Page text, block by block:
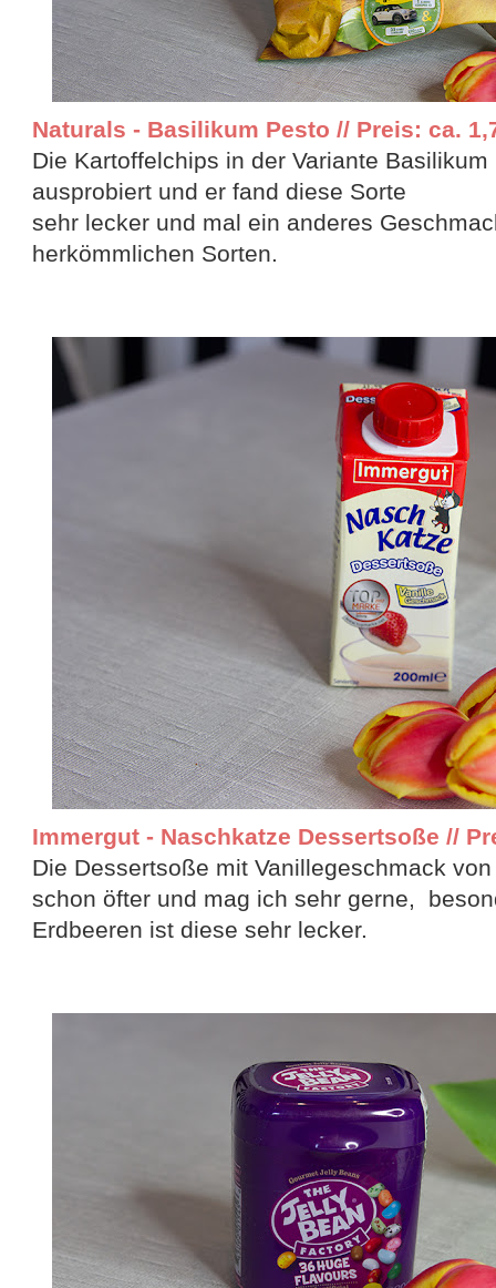
Naturals - Basilikum Pesto // Preis: ca.
Die Kartoffelchips in der Variante
ausprobiert und er fand diese Sorte
sehr lecker und mal ein anderes
herkömmlichen Sorten.
Immergut - Naschkatze Dessertsoße //
Die Dessertsoße mit Vanillegeschmack
schon öfter und mag ich sehr gerne,
Erdbeeren ist diese sehr lecker.